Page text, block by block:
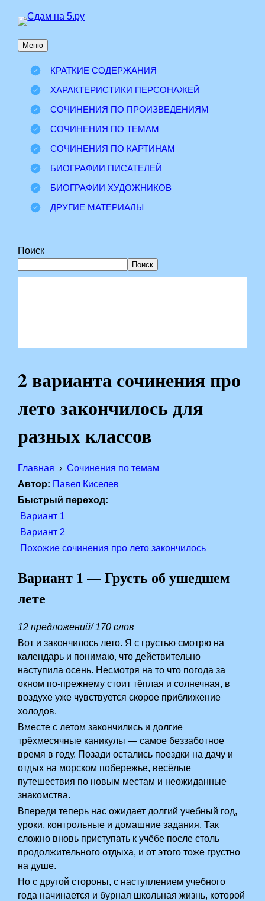
Перейти
содержимому
Меню
КРАТКИЕ СОДЕРЖАНИЯ
ХАРАКТЕРИСТИКИ ПЕРСОНАЖЕЙ
СОЧИНЕНИЯ ПО ПРОИЗВЕДЕНИЯМ
СОЧИНЕНИЯ ПО ТЕМАМ
СОЧИНЕНИЯ ПО КАРТИНАМ
БИОГРАФИИ ПИСАТЕЛЕЙ
БИОГРАФИИ ХУДОЖНИКОВ
ДРУГИЕ МАТЕРИАЛЫ
Поиск
Поиск
2 варианта сочинения про
лето закончилось для
разных классов
Главная
Сочинения по темам
Автор: Павел Киселев
Быстрый переход:
Вариант 1
Вариант 2
Похожие сочинения про лето закончилось
Вариант 1 — Грусть об ушедшем
лете
12 предложений/ 170 слов
Вот и закончилось лето. Я с грустью смотрю на
календарь и понимаю, что действительно
наступила осень. Несмотря на то что погода за
окном по-прежнему стоит тёплая и солнечная, в
воздухе уже чувствуется скорое приближение
холодов.
Вместе с летом закончились и долгие
трёхмесячные каникулы — самое беззаботное
время в году. Позади остались поездки на дачу и
отдых на морском побережье, весёлые
путешествия по новым местам и неожиданные
знакомства.
Впереди теперь нас ожидает долгий учебный год,
уроки, контрольные и домашние задания. Так
сложно вновь приступать к учёбе после столь
продолжительного отдыха, и от этого тоже грустно
на душе.
Но с другой стороны, с наступлением учебного
года начинается и бурная школьная жизнь, которой